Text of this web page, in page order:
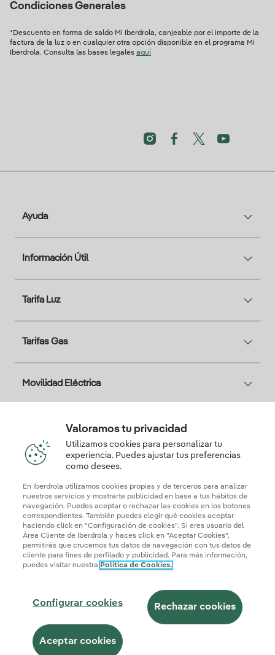
Condiciones Generales
*Descuento en forma de saldo Mi Iberdrola, canjeable por el importe de la
factura de la luz o en cualquier otra opción disponible en el programa Mi
Iberdrola. Consulta las bases legales aquí
Ayuda
Información Útil
Tarifa Luz
Tarifas Gas
Movilidad Eléctrica
Te interesa
Descarga la App Iberdrola Clientes
Configurar cookies
Seguridad de la informaciónAccesibilidad
Canal de Denuncias Iberdrola.com
© 2026 Iberdrola Clientes S.A.U.
Valoramos tu privacidad
Utilizamos cookies para personalizar tu
experiencia. Puedes ajustar tus preferencias
como desees.
En Iberdrola utilizamos cookies propias y de terceros para analizar
nuestros servicios y mostrarte publicidad en base a tus hábitos de
navegación. Puedes aceptar o rechazar las cookies en los botones
correspondientes. También puedes elegir qué cookies aceptar
haciendo click en "Configuración de cookies". Si eres usuario del
Área Cliente de Iberdrola y haces click en "Aceptar Cookies",
permitirás que crucemos tus datos de navegación con tus datos de
cliente para fines de perfilado y publicidad. Para más información,
puedes visitar nuestra Política de Cookies.
Configurar cookies Rechazar cookies
Aceptar cookies